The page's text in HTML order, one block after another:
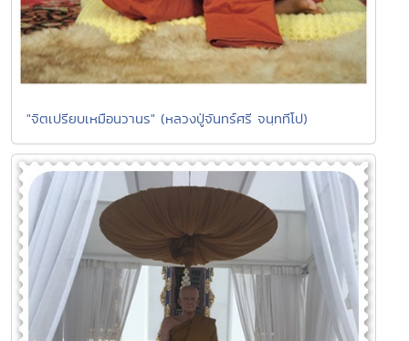
"จิตเปรียบเหมือนวานร" (หลวงปู่จันทร์ศรี จนฺททีโป)